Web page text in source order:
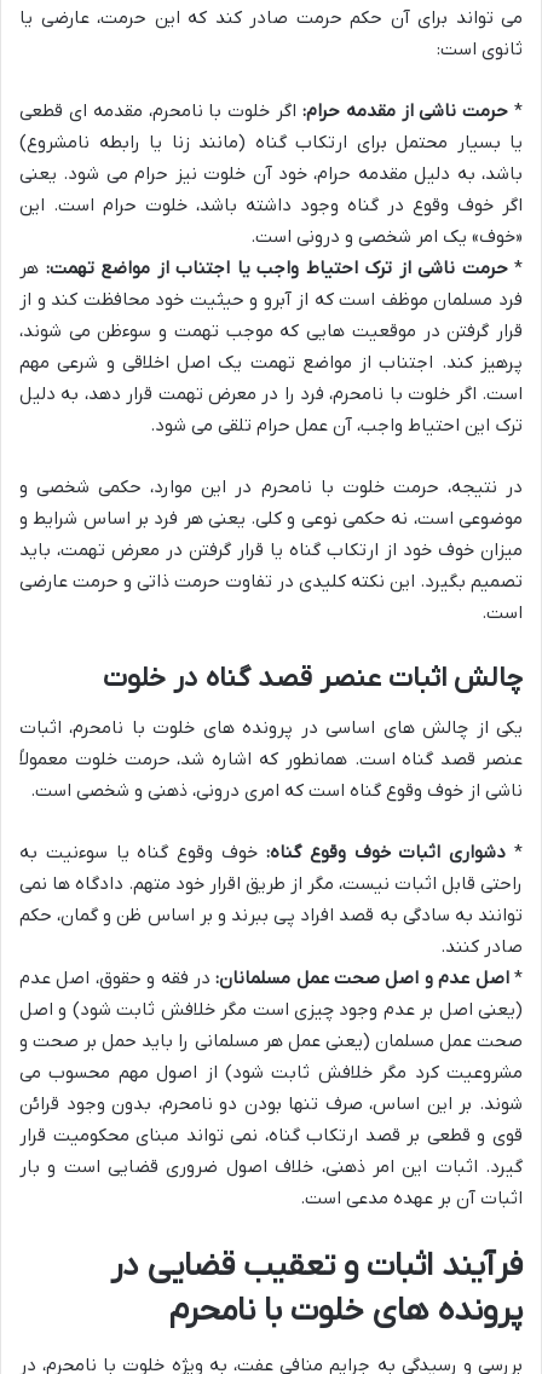
می تواند برای آن حکم حرمت صادر کند که این حرمت، عارضی یا
ثانوی است:
* حرمت ناشی از مقدمه حرام: اگر خلوت با نامحرم، مقدمه ای قطعی
یا بسیار محتمل برای ارتکاب گناه (مانند زنا یا رابطه نامشروع)
باشد، به دلیل مقدمه حرام، خود آن خلوت نیز حرام می شود. یعنی
اگر خوف وقوع در گناه وجود داشته باشد، خلوت حرام است. این
«خوف» یک امر شخصی و درونی است.
*حرمت ناشی از ترک احتیاط واجب یا اجتناب از مواضع تهمت: هر
فرد مسلمان موظف است که از آبرو و حیثیت خود محافظت کند و از
قرار گرفتن در موقعیت هایی که موجب تهمت و سوءظن می شوند،
پرهیز کند. اجتناب از مواضع تهمت یک اصل اخلاقی و شرعی مهم
است. اگر خلوت با نامحرم، فرد را در معرض تهمت قرار دهد، به دلیل
ترک این احتیاط واجب، آن عمل حرام تلقی می شود.
در نتیجه، حرمت خلوت با نامحرم در این موارد، حکمی شخصی و
موضوعی است، نه حکمی نوعی و کلی. یعنی هر فرد بر اساس شرایط و
میزان خوف خود از ارتکاب گناه یا قرار گرفتن در معرض تهمت، باید
تصمیم بگیرد. این نکته کلیدی در تفاوت حرمت ذاتی و حرمت عارضی
است.
چالش اثبات عنصر قصد گناه در خلوت
یکی از چالش های اساسی در پرونده های خلوت با نامحرم، اثبات
عنصر قصد گناه است. همانطور که اشاره شد، حرمت خلوت معمولاً
ناشی از خوف وقوع گناه است که امری درونی، ذهنی و شخصی است.
* دشواری اثبات خوف وقوع گناه: خوف وقوع گناه یا سوءنیت به
راحتی قابل اثبات نیست، مگر از طریق اقرار خود متهم. دادگاه ها نمی
توانند به سادگی به قصد افراد پی ببرند و بر اساس ظن و گمان، حکم
صادر کنند.
*اصل عدم و اصل صحت عمل مسلمانان:در فقه و حقوق، اصل عدم
(یعنی اصل بر عدم وجود چیزی است مگر خلافش ثابت شود) و اصل
صحت عمل مسلمان (یعنی عمل هر مسلمانی را باید حمل بر صحت و
مشروعیت کرد مگر خلافش ثابت شود) از اصول مهم محسوب می
شوند. بر این اساس، صرف تنها بودن دو نامحرم، بدون وجود قرائن
قوی و قطعی بر قصد ارتکاب گناه، نمی تواند مبنای محکومیت قرار
گیرد. اثبات این امر ذهنی، خلاف اصول ضروری قضایی است و بار
اثبات آن بر عهده مدعی است.
فرآیند اثبات و تعقیب قضایی در
پرونده های خلوت با نامحرم
بررسی و رسیدگی به جرایم منافی عفت، به ویژه خلوت با نامحرم، در